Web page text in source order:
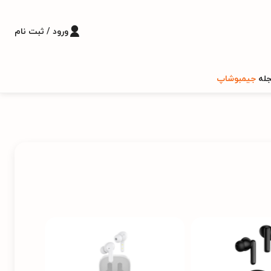
ورود / ثبت نام
جیمبوشاپ